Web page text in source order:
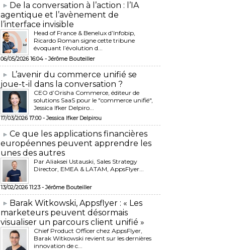
​De la conversation à l’action : l’IA
agentique et l’avènement de
l’interface invisible
Head of France & Benelux d’Infobip,
Ricardo Roman signe cette tribune
évoquant l’évolution d...
06/05/2026 16:04 -Jérôme Bouteiller
L’avenir du commerce unifié se
joue-t-il dans la conversation ?
CEO d’Orisha Commerce, éditeur de
solutions SaaS pour le "commerce unifié",
Jessica Ifker Delpiro...
17/03/2026 17:00 -Jessica Ifker Delpirou
​Ce que les applications financières
européennes peuvent apprendre les
unes des autres
Par Aliaksei Ustauski, Sales Strategy
Director, EMEA & LATAM, AppsFlyer...
13/02/2026 11:23 -Jérôme Bouteiller
​Barak Witkowski, Appsflyer : « Les
marketeurs peuvent désormais
visualiser un parcours client unifié »
Chief Product Officer chez AppsFlyer, ​
Barak Witkowski revient sur les dernières
innovation de c...